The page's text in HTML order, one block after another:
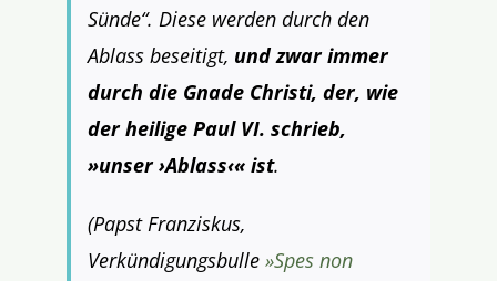
Sünde“. Diese werden durch den
Ablass beseitigt, und zwar immer
durch die Gnade Christi, der, wie
der heilige Paul VI. schrieb,
»unser ›Ablass‹« ist.
(Papst Franziskus,
Verkündigungsbulle »Spes non